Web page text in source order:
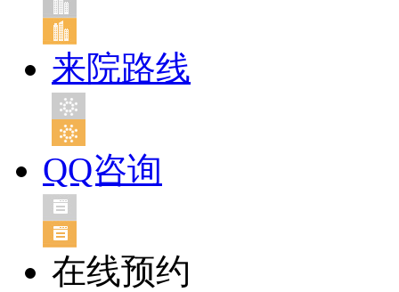
来院路线
QQ咨询
在线预约